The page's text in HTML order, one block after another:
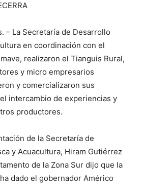
– La Secretaría de Desarrollo
en coordinación con el
realizaron el Tianguis Rural,
y micro empresarios
y comercializaron sus
intercambio de experiencias y
productores.
de la Secretaría de
y Acuacultura, Hiram Gutiérrez
de la Zona Sur dijo que la
dado el gobernador Américo